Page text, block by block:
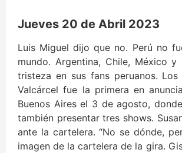
Jueves 20 de Abril 2023
Luis Miguel dijo que no. Perú no
mundo. Argentina, Chile, México
tristeza en sus fans peruanos.
Valcárcel fue la primera en
Buenos Aires el 3 de agosto,
también presentar tres shows.
ante la cartelera. “No se dónde,
imagen de la cartelera de la gira.